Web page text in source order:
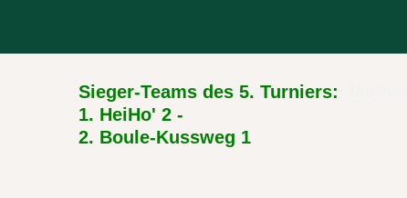
Tennisclub Rotthausen Boule-Abteilung
Sieger-Teams des 5. Turniers:
1. HeiHo' 2 -
2. Boule-Kussweg 1